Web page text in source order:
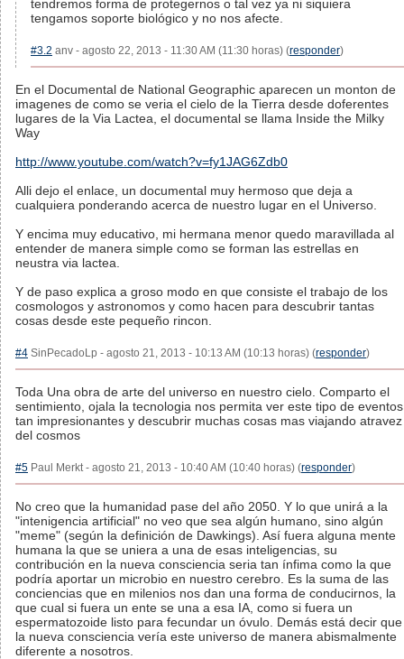
tendremos forma de protegernos o tal vez ya ni siquiera
tengamos soporte biológico y no nos afecte.
#3.2 anv - agosto 22, 2013 - 11:30 AM (11:30 horas) (responder)
En el Documental de National Geographic aparecen un monton de
imagenes de como se veria el cielo de la Tierra desde doferentes
lugares de la Via Lactea, el documental se llama Inside the Milky
Way
http://www.youtube.com/watch?v=fy1JAG6Zdb0
Alli dejo el enlace, un documental muy hermoso que deja a
cualquiera ponderando acerca de nuestro lugar en el Universo.
Y encima muy educativo, mi hermana menor quedo maravillada al
entender de manera simple como se forman las estrellas en
neustra via lactea.
Y de paso explica a groso modo en que consiste el trabajo de los
cosmologos y astronomos y como hacen para descubrir tantas
cosas desde este pequeño rincon.
#4 SinPecadoLp - agosto 21, 2013 - 10:13 AM (10:13 horas) (responder)
Toda Una obra de arte del universo en nuestro cielo. Comparto el
sentimiento, ojala la tecnologia nos permita ver este tipo de eventos
tan impresionantes y descubrir muchas cosas mas viajando atravez
del cosmos
#5 Paul Merkt - agosto 21, 2013 - 10:40 AM (10:40 horas) (responder)
No creo que la humanidad pase del año 2050. Y lo que unirá a la
"intenigencia artificial" no veo que sea algún humano, sino algún
"meme" (según la definición de Dawkings). Así fuera alguna mente
humana la que se uniera a una de esas inteligencias, su
contribución en la nueva consciencia seria tan ínfima como la que
podría aportar un microbio en nuestro cerebro. Es la suma de las
conciencias que en milenios nos dan una forma de conducirnos, la
que cual si fuera un ente se una a esa IA, como si fuera un
espermatozoide listo para fecundar un óvulo. Demás está decir que
la nueva consciencia vería este universo de manera abismalmente
diferente a nosotros.